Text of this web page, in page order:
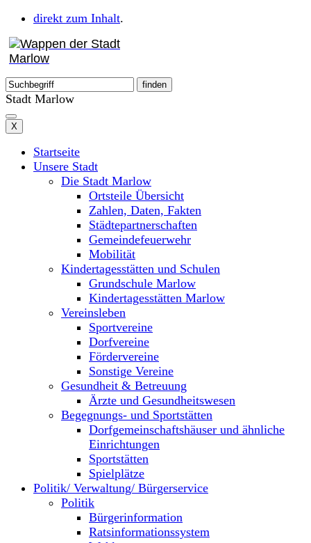
direkt zum Inhalt.
Stadt Marlow
X
Startseite
Unsere Stadt
Die Stadt Marlow
Ortsteile Übersicht
Zahlen, Daten, Fakten
Städtepartnerschaften
Gemeindefeuerwehr
Mobilität
Kindertagesstätten und Schulen
Grundschule Marlow
Kindertagesstätten Marlow
Vereinsleben
Sportvereine
Dorfvereine
Fördervereine
Sonstige Vereine
Gesundheit & Betreuung
Ärzte und Gesundheitswesen
Begegnungs- und Sportstätten
Dorfgemeinschaftshäuser und ähnliche
Einrichtungen
Sportstätten
Spielplätze
Politik/ Verwaltung/ Bürgerservice
Politik
Bürgerinformation
Ratsinformationssystem